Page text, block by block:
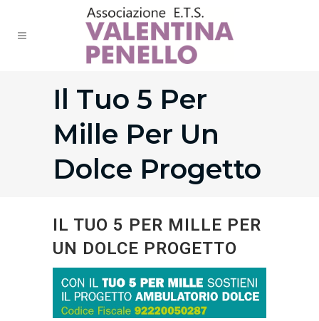
Il Tuo 5 Per
Mille Per Un
Dolce Progetto
IL TUO 5 PER MILLE PER
UN DOLCE PROGETTO